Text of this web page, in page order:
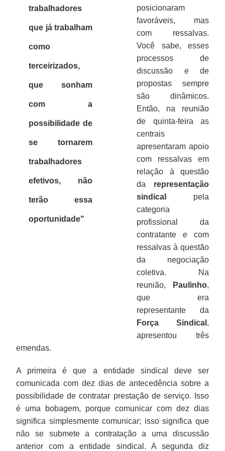
trabalhadores
que já trabalham
como
terceirizados,
que sonham
com a
possibilidade de
se tornarem
trabalhadores
efetivos, não
terão essa
oportunidade"
posicionaram
favoráveis, mas
com ressalvas.
Você sabe, esses
processos de
discussão e de
propostas sempre
são dinâmicos.
Então, na reunião
de quinta-feira as
centrais
apresentaram apoio
com ressalvas em
relação à questão
da representação
sindical
pela
categoria
profissional da
contratante e com
ressalvas à questão
da negociação
coletiva. Na
reunião,
Paulinho,
que era
representante da
Força Sindical ,
apresentou três
emendas.
A primeira é que a entidade sindical deve ser
comunicada com dez dias de antecedência sobre a
possibilidade de contratar prestação de serviço. Isso
é uma bobagem, porque comunicar com dez dias
significa simplesmente comunicar; isso significa que
não se submete a contratação a uma discussão
anterior com a entidade sindical. A segunda diz